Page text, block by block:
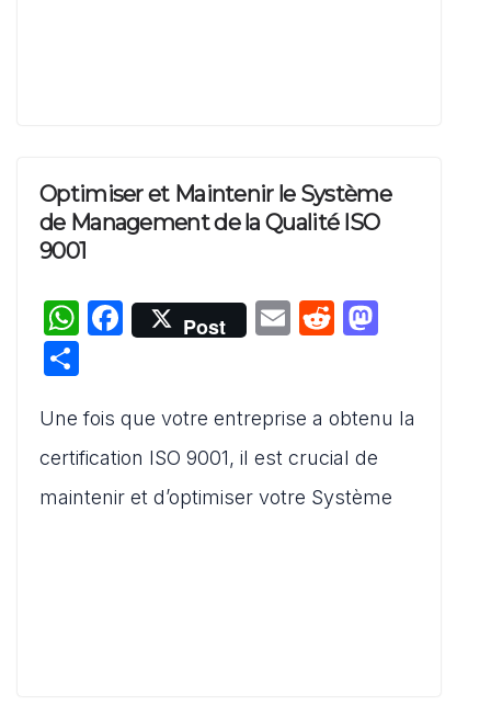
Optimiser et Maintenir le Système
de Management de la Qualité ISO
9001
W
s
A
p
F
a
e
b
o
Post
E
l
R
di
t
o
o
ta
g
er
Une fois que votre entreprise a obtenu la
certification ISO 9001, il est crucial de
maintenir et d’optimiser votre Système